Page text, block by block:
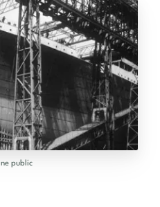
public